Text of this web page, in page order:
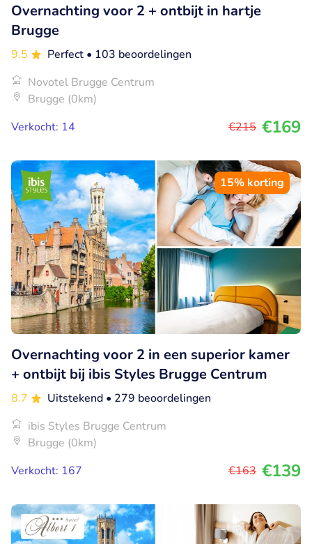
Overnachting voor 2 + ontbijt in hartje
Brugge
9.5 Perfect • 103 beoordelingen
Novotel Brugge Centrum
Brugge (0km)
Verkocht: 14
€215 €169
15% korting
Overnachting voor 2 in een superior kamer
+ ontbijt bij ibis Styles Brugge Centrum
8.7 Uitstekend • 279 beoordelingen
ibis Styles Brugge Centrum
Brugge (0km)
Verkocht: 167
€163 €139